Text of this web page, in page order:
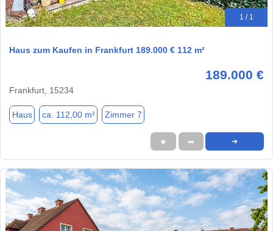
1 / 1
Haus zum Kaufen in Frankfurt 189.000 € 112 m²
189.000 €
Frankfurt, 15234
Haus ca. 112,00 m² Zimmer 7
★ ➦ ➜